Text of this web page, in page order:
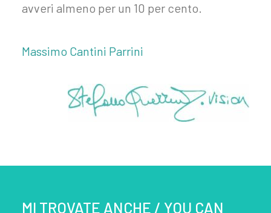
avveri almeno per un 10 per cento.
Massimo Cantini Parrini
MI TROVATE ANCHE / YOU CAN